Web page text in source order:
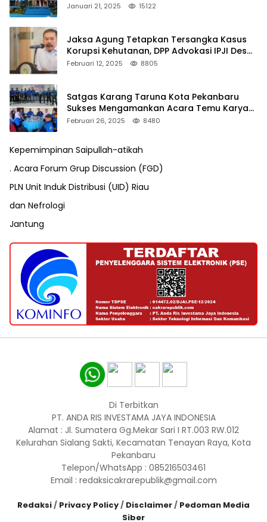
Januari 21, 2025 15122
Jaksa Agung Tetapkan Tersangka Kasus
Korupsi Kehutanan, DPP Advokasi IPJI Desak
Pengusutan Pajak RAPP
Februari 12, 2025 8805
Satgas Karang Taruna Kota Pekanbaru
Sukses Mengamankan Acara Temu Karya
VII Karang Taruna Pekanbaru
Februari 26, 2025 8480
Kepemimpinan Saipullah-atikah
. Acara Forum Grup Discussion (FGD)
PLN Unit Induk Distribusi (UID) Riau
dan Nefrologi
Jantung
Di Terbitkan
PT. ANDA RIS INVESTAMA JAYA INDONESIA
Alamat : Jl. Sumatera Gg.Mekar Sari I RT.003 RW.012
Kelurahan Sialang Sakti, Kecamatan Tenayan Raya, Kota
Pekanbaru
Telepon/WhatsApp : 085216503461
Email : redaksicakrarepublik@gmail.com
Redaksi/ Privacy Policy/ Disclaimer/ Pedoman Media
Siber